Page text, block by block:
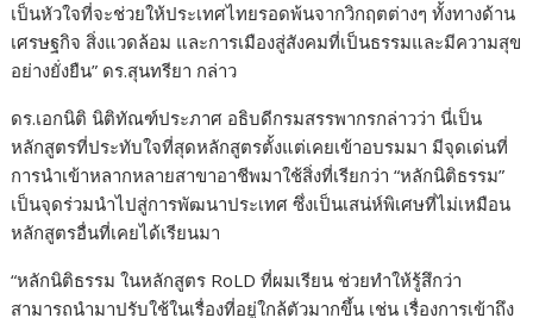
เป็นหัวใจที่จะช่วยให้ประเทศไทยรอดพ้นจากวิกฤตต่างๆ ทั้งทางด้าน
เศรษฐกิจ สิ่งแวดล้อม และการเมืองสู่สังคมที่เป็นธรรมและมีความสุข
อย่างยั่งยืน” ดร.สุนทรียา กล่าว
ดร.เอกนิติ นิติทัณฑ์ประภาศ อธิบดีกรมสรรพากรกล่าวว่า นี่เป็น
หลักสูตรที่ประทับใจที่สุดหลักสูตรตั้งแต่เคยเข้าอบรมมา มีจุดเด่นที่
การนำเข้าหลากหลายสาขาอาชีพมาใช้สิ่งที่เรียกว่า “หลักนิติธรรม”
เป็นจุดร่วมนำไปสู่การพัฒนาประเทศ ซึ่งเป็นเสน่ห์พิเศษที่ไม่เหมือน
หลักสูตรอื่นที่เคยได้เรียนมา
“หลักนิติธรรม ในหลักสูตร RoLDที่ผมเรียน ช่วยทำให้รู้สึกว่า
สามารถนำมาปรับใช้ในเรื่องที่อยู่ใกล้ตัวมากขึ้น เช่น เรื่องการเข้าถึง